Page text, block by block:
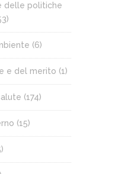
delle politiche
(6)
e del merito (1)
(174)
(15)